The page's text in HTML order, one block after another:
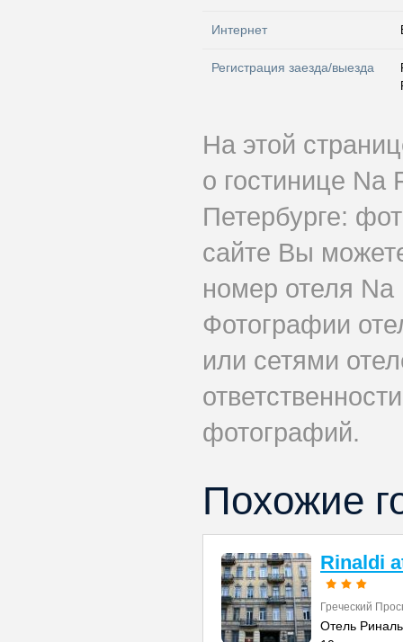
Интернет
Регистрация заезда/выезда
На этой
о гостинице Na
Петербурге:
сайте Вы
номер отеля
Фотографии
или сетями
фотографий.
Похожие
Rinaldi
Греческий
Отель